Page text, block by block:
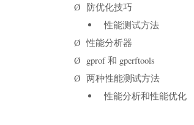
Ø 防优化技巧
性能测试方法
Ø 性能分析器
Ø gprof 和 gperftools
Ø 两种性能测试方法
性能分析和性能优化